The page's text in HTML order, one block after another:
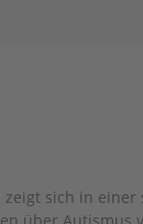
sich in